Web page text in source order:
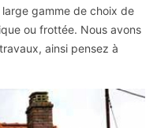
gamme de choix de
ou frottée. Nous avons
ainsi pensez à